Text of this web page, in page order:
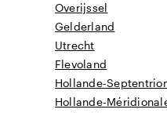
Overijssel
Gelderland
Utrecht
Flevoland
Hollande-
Hollande-